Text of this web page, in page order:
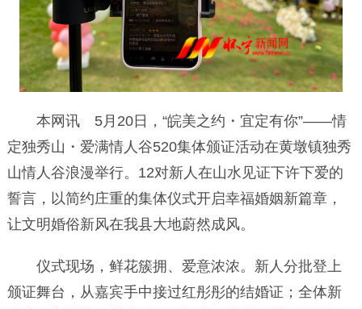
本网讯 5月20日，“皖美之约・宜定有你”——情
定独秀山・爱满情人谷520集体颁证活动在黄墩镇独秀
山情人谷浪漫举行。12对新人在山水见证下许下爱的
誓言，以简约庄重的集体仪式开启幸福婚姻新篇章，
让文明婚俗新风在我县大地蔚然成风。
仪式现场，鲜花簇拥、爱意浓浓。新人分批登上
颁证舞台，从嘉宾手中接过红彤彤的结婚证；全体新